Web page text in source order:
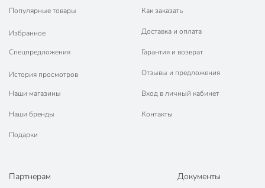
Популярные товары
Избранное
Спецпредложения
История просмотров
Наши магазины
Наши бренды
Подарки
Как заказать
Доставка и оплата
Гарантия и возврат
Отзывы и предложения
Вход в личный кабинет
Контакты
Партнерам Документы